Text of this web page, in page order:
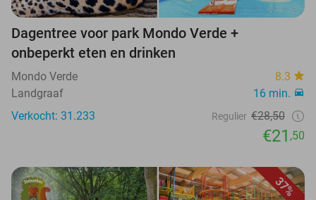
Dagentree voor park Mondo Verde +
onbeperkt eten en drinken
Mondo Verde
8.3
Landgraaf
16 min.
Verkocht: 31.233
Regulier €28,50
€21 ,50
37%